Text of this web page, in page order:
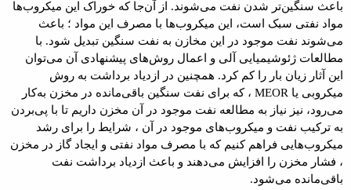
باعث سنگین‌تر شدن نفت می‌شوند. از آن‌جا که خوراک این میکروب‌ها
مواد نفتی سبک است، این میکروب‌ها با مصرف این مواد ؛ باعث
می‌شوند نفت موجود در این مخازن به نفت سنگین تبدیل شود. با
مطالعات ژئوشیمیایی آلی و اعمال روش‌های پیشنهادی آن می‌توان
این آثار زیان بار را کم کرد. همچنین در ازدیاد برداشت به روش
میکروبی یا MEOR ، که برای نفت سنگین باقی‌مانده در مخزن به‌کار
می‌رود، نیز نیاز به مطالعه نفت موجود در آن مخزن داریم تا با پی‌بردن
به ترکیب نفت و میکروب‌های موجود در آن ، شرایط را برای رشد
میکروب‌هایی فراهم کنیم که با مصرف مواد نفتی و ایجاد گاز در مخزن
، فشار مخزن را افزایش می‌دهند و باعث ازدیاد برداشت نفت
باقی‌مانده می‌شود.